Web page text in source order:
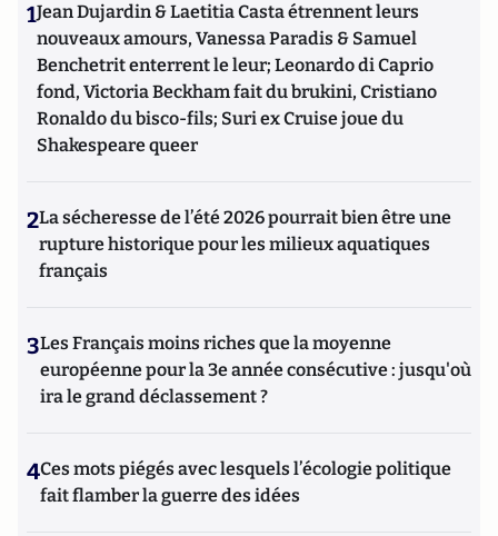
1Jean Dujardin & Laetitia Casta étrennent leurs
nouveaux amours, Vanessa Paradis & Samuel
Benchetrit enterrent le leur; Leonardo di Caprio
fond, Victoria Beckham fait du brukini, Cristiano
Ronaldo du bisco-fils; Suri ex Cruise joue du
Shakespeare queer
2La sécheresse de l’été 2026 pourrait bien être une
rupture historique pour les milieux aquatiques
français
3Les Français moins riches que la moyenne
européenne pour la 3e année consécutive : jusqu'où
ira le grand déclassement ?
4Ces mots piégés avec lesquels l’écologie politique
fait flamber la guerre des idées